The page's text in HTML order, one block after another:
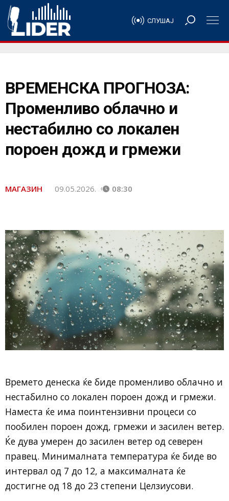
СЛУШАЈ
ВРЕМЕНСКА ПРОГНОЗА:
Променливо облачно и
нестабилно со локален
пороен дожд и грмежи
МАГАЗИН 09.05.2026. 08:30
Времето денеска ќе биде променливо облачно и
нестабилно со локален пороен дожд и грмежи.
Наместа ќе има поинтензивни процеси со
пообилен пороен дожд, грмежи и засилен ветер.
Ќе дува умерен до засилен ветер од северен
правец. Минималната температура ќе биде во
интервал од 7 до 12, а максималната ќе
достигне од 18 до 23 степени Целзиусови.